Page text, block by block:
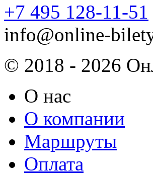
+7 495 128-11-51
info@online-
© 2018 - 2026
О нас
О компании
Маршруты
Оплата